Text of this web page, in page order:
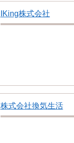
IKing株式会社
株式会社換気生活